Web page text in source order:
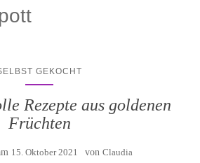
GEKOCHT
Rezepte aus goldenen
Früchten
15. Oktober 2021 von Claudia